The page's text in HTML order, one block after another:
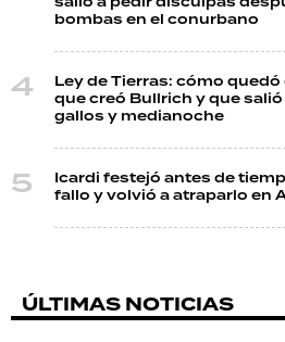
bombas en el conurbano
Ley de Tierras: cómo
que creó Bullrich y que
gallos y medianoche
Icardi festejó antes de
fallo y volvió a atraparlo en
ÚLTIMAS NOTICIAS